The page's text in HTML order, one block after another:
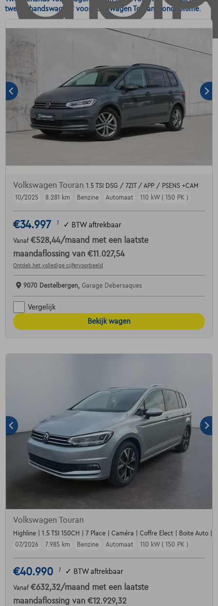
tweedehandswagens voor Volkswagen Touran Monovolume.
Volkswagen Touran 1.5 TSI DSG / 7ZIT / APP / PSENS +CAM
10/2025
8.281 km Benzine Automaat 110 kW ( 150 PK )
€34.997 1 ✓ BTW aftrekbaar
Vanaf €528,44/maand met een laatste
maandaflossing van €11.027,54
Ontdek het volledige cijfervoorbeeld
9070 Destelbergen, Garage Debersaques
Vergelijk
Bekijk wagen
Volkswagen Touran
Highline | 1.5 TSI 150CH | 7 Place | Caméra | Coffre Elect | Boite Auto |
07/2026
7.985 km Benzine Automaat 110 kW ( 150 PK )
€40.990 1 ✓ BTW aftrekbaar
Vanaf €632,32/maand met een laatste
maandaflossing van €12.929,32